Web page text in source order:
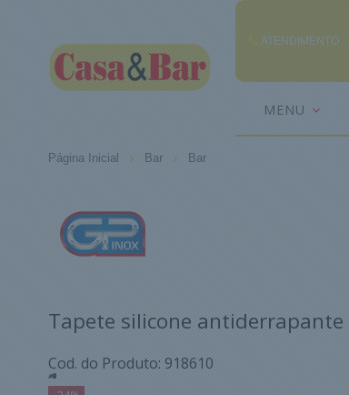
ATENDIMENTO
MENU
Página Inicial Bar Bar
Tapete silicone
Cod. do Produto: 918610